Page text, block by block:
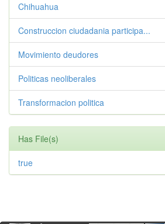
Chihuahua
Construccion ciudadania participa...
Movimiento deudores
Politicas neoliberales
Transformacion politica
Has File(s)
true